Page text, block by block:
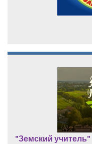
"Земский учитель"